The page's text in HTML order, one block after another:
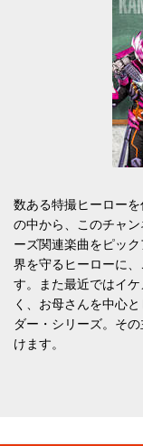
数ある特撮ヒーロー
の中から、このチャ
ーズ関連楽曲をピッ
界を守るヒーローに
す。また最近ではイ
く、お母さんを中心
ダー・シリーズ。そ
けます。